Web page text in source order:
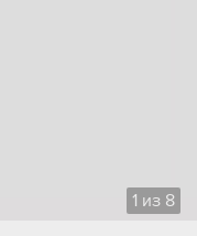
1 из 8